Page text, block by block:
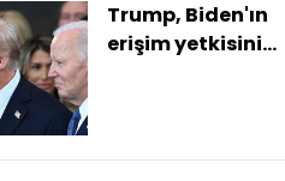
Trump, Biden'ın
erişim yetkisini